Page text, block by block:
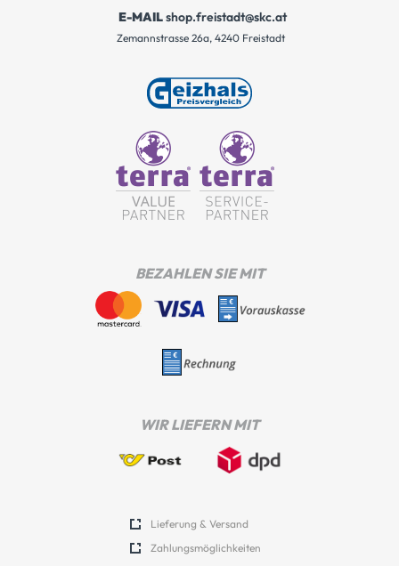
E-MAILshop.freistadt@skc.at
Zemannstrasse 26a, 4240 Freistadt
BEZAHLEN SIE MIT
WIR LIEFERN MIT
Lieferung & Versand
Zahlungsmöglichkeiten